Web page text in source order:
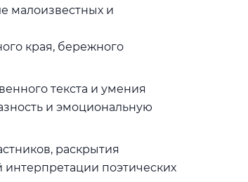
малоизвестных и
края, бережного
текста и умения
и эмоциональную
раскрытия
интерпретации поэтических